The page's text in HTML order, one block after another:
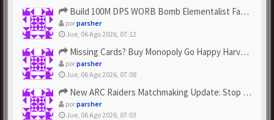
Build 100M DPS WORB Bomb Elementalist Fast - Grab POE Curren...
porparsher
Jue, 06 Ago 2026, 07:12
Missing Cards? Buy Monopoly Go Happy Harvest with Looney Tun...
porparsher
Jue, 06 Ago 2026, 07:08
New ARC Raiders Matchmaking Update: Stop Failed - Grab Bluep...
porparsher
Jue, 06 Ago 2026, 07:03